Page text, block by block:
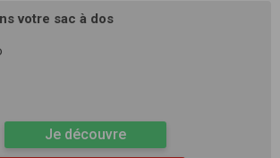
votre sac à dos
Je découvre